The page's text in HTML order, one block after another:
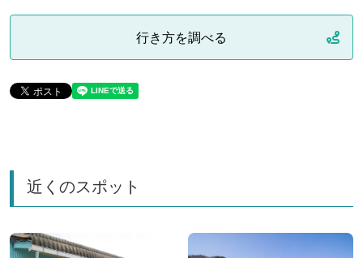
行き方を調べる
近くのスポット